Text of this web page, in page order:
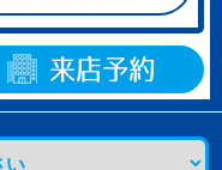
来店予約